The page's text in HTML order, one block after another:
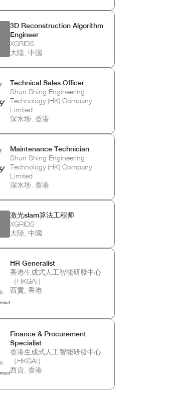
3D Reconstruction Algorithm
Engineer
XGRIDS
大陸, 中國
Technical Sales Officer
Shun Shing Engineering
Technology (HK) Company
Limited
深水埗, 香港
Maintenance Technician
Shun Shing Engineering
Technology (HK) Company
Limited
深水埗, 香港
激光slam算法工程师
XGRIDS
大陸, 中國
HR Generalist
香港生成式人工智能研發中心
（HKGAI）
西貢, 香港
Finance & Procurement
Specialist
香港生成式人工智能研發中心
（HKGAI）
西貢, 香港